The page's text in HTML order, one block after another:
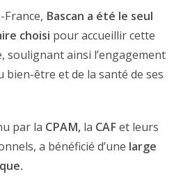
Bascan a été le seul
choisi pour accueillir cette
soulignant ainsi l’engagement
bien-être et de la santé de ses
par la CPAM, la CAFet leurs
a bénéficié d’une large